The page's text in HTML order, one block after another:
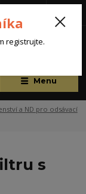
Menu
a ND pro odsávací
s
registrujte.